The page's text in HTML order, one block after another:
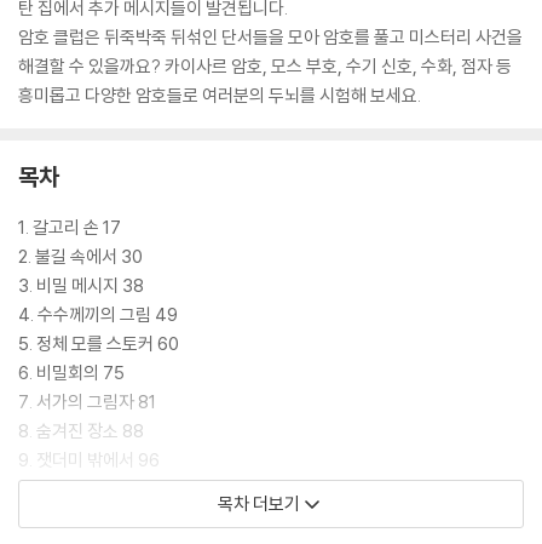
탄 집에서 추가 메시지들이 발견됩니다.
암호 클럽은 뒤죽박죽 뒤섞인 단서들을 모아 암호를 풀고 미스터리 사건을
해결할 수 있을까요? 카이사르 암호, 모스 부호, 수기 신호, 수화, 점자 등
흥미롭고 다양한 암호들로 여러분의 두뇌를 시험해 보세요.
목차
1. 갈고리 손 17
2. 불길 속에서 30
3. 비밀 메시지 38
4. 수수께끼의 그림 49
5. 정체 모를 스토커 60
6. 비밀회의 75
7. 서가의 그림자 81
8. 숨겨진 장소 88
9. 잿더미 밖에서 96
10. 검은 유령 108
목차 더보기